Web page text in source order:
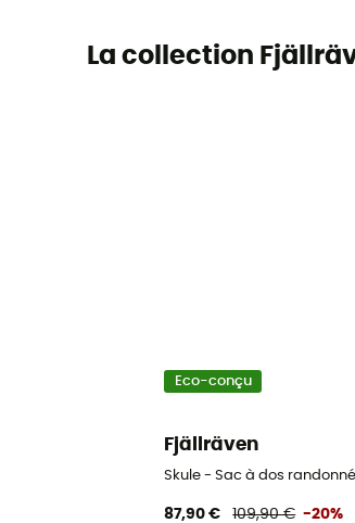
La collection
Eco-conçu
Fjällräven
Skule - Sac à dos
87,90 € 109,90 € -20%